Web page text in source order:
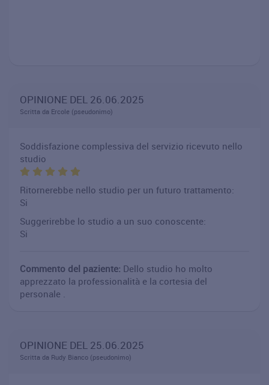
OPINIONE DEL 26.06.2025
Scritta da Ercole (pseudonimo)
Soddisfazione complessiva del servizio ricevuto nello
studio
Ritornerebbe nello studio per un futuro trattamento:
Si
Suggerirebbe lo studio a un suo conoscente:
Si
Commento del paziente: Dello studio ho molto
apprezzato la professionalità e la cortesia del
personale .
OPINIONE DEL 25.06.2025
Scritta da Rudy Bianco (pseudonimo)